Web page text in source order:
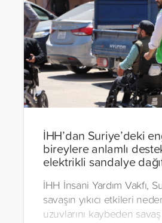
İHH’dan Suriye’deki
bireylere anlamlı
elektrikli sandalye
İHH İnsani Yardım Vakfı,
savaşın yıkıcı etkileri
uzuvlarını kaybeden